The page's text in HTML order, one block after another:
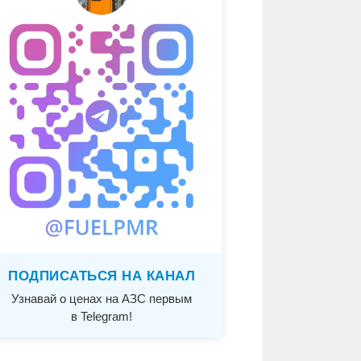
ПОДПИСАТЬСЯ НА КАНАЛ
Узнавай о ценах на АЗС первым
в Telegram!